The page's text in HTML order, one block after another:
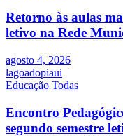
Retorno às aulas
letivo na Rede
agosto 4, 2026
lagoadopiaui
Educação Todas
Encontro
segundo semestre